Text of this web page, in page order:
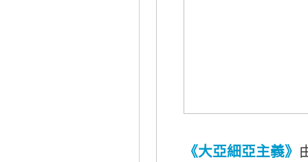
《大亞細亞主義》